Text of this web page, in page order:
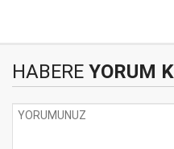
HABERE YORUM